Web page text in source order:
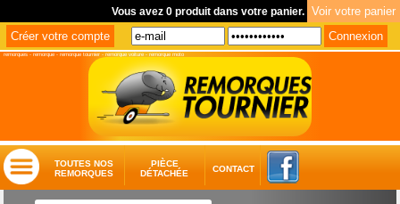
Vous avez 0 produit dans votre panier.
remorques -remorque -remorque tournier -remorque voiture -remorque moto
TOUTES NOS
REMORQUES
PIÈCE
DÉTACHÉE
CONTACT